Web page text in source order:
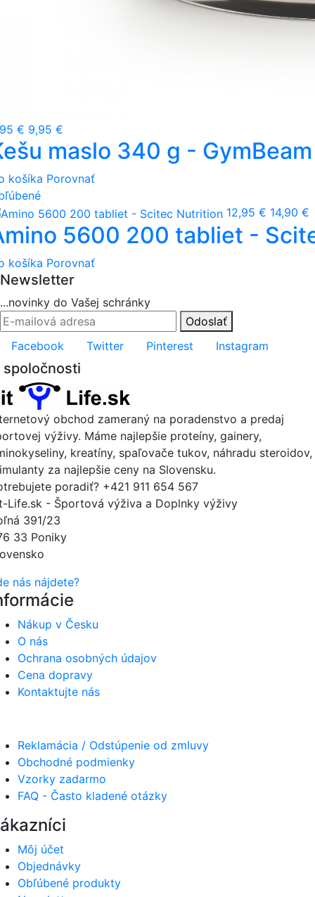
€ 9,95 €
maslo 340 g - GymBeam
košíka Porovnať
12,95 € 14,90 €
5600 200 tabliet -
košíka Porovnať
Newsletter
...novinky do Vašej schránky
Odoslať
Facebook
Twitter Pinterest Instagram
spoločnosti
obchod zameraný na poradenstvo a predaj
výživy. Máme najlepšie proteíny, gainery,
kreatíny, spaľovače tukov, náhradu steroidov,
za najlepšie ceny na Slovensku.
poradiť? +421 911 654 567
Life.sk - Športová výživa a Doplnky výživy
391/23
33 Poniky
nás nájdete?
Nákup v Česku
O nás
Ochrana osobných údajov
Cena dopravy
Kontaktujte nás
Reklamácia / Odstúpenie od zmluvy
Obchodné podmienky
Vzorky zadarmo
FAQ - Často kladené otázky
Môj účet
Objednávky
Obľúbené produkty